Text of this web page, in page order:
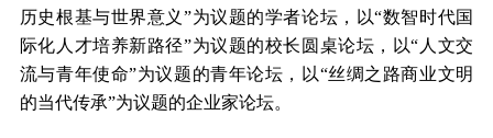
历史根基与世界意义”为议题的学者论坛，以“数智时代国
际化人才培养新路径”为议题的校长圆桌论坛，以“人文交
流与青年使命”为议题的青年论坛，以“丝绸之路商业文明
的当代传承”为议题的企业家论坛。